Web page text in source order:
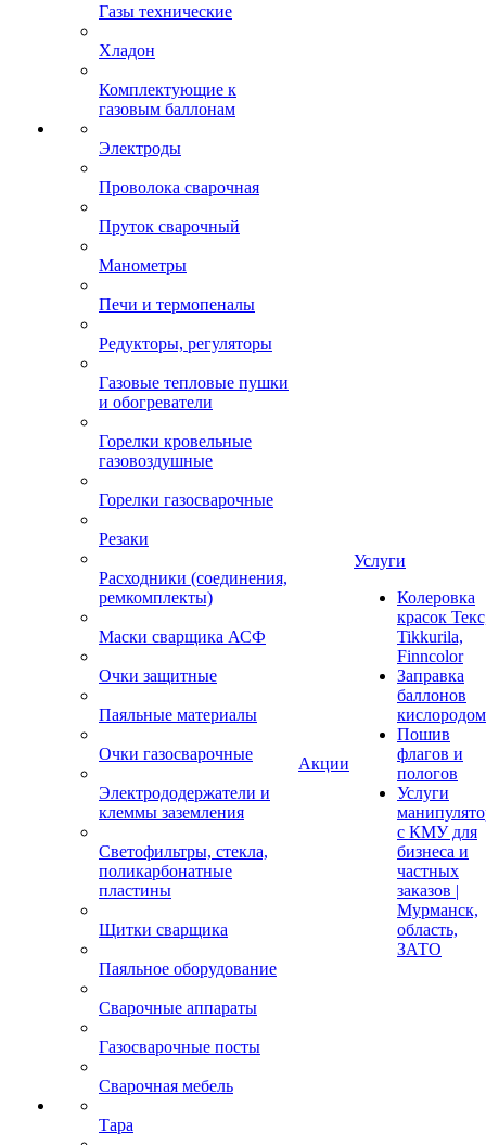
Газы технические
Хладон
Комплектующие к
газовым баллонам
Электроды
Проволока сварочная
Пруток сварочный
Манометры
Печи и термопеналы
Редукторы, регуляторы
Газовые тепловые пушки
и обогреватели
Горелки кровельные
газовоздушные
Горелки газосварочные
Резаки
Расходники (соединения,
ремкомплекты)
Маски сварщика АСФ
Очки защитные
Паяльные материалы
Очки газосварочные
Электрододержатели и
клеммы заземления
Светофильтры, стекла,
поликарбонатные
пластины
Щитки сварщика
Паяльное оборудование
Сварочные аппараты
Газосварочные посты
Сварочная мебель
Тара
Акции
Услуги
Колеровка
красок
Tikkurila,
Finncolor
Заправка
баллонов
кислородом
Пошив
флагов и
пологов
Услуги
с КМУ для
бизнеса и
частных
заказов |
Мурманск,
область,
ЗАТО